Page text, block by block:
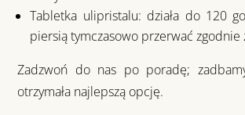
Tabletka ulipristalu: działa do 120
piersią tymczasowo przerwać zgodnie
Zadzwoń do nas po poradę;
otrzymała najlepszą opcję.